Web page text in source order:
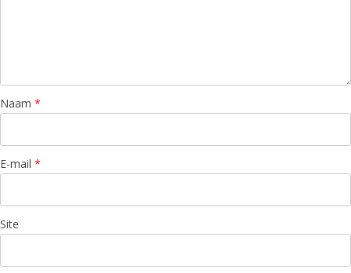
Naam *
E-mail *
Site